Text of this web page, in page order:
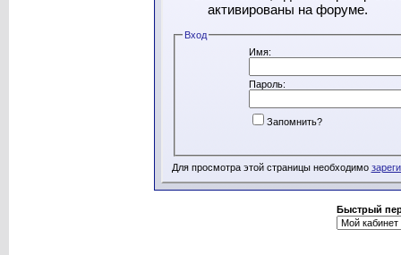
активированы на форуме.
Вход
Имя:
Пароль:
Запомнить?
Для просмотра этой страницы необходимо
Быстрый